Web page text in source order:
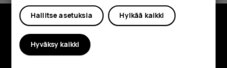
Tutustu
Hylkää kaikki
Hallitse asetuksia
Hyväksy kaikki